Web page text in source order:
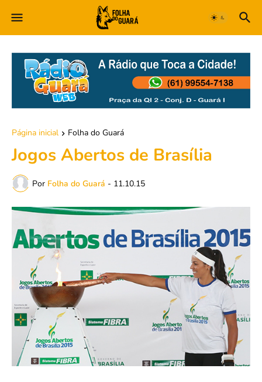
Página inicial Folha do Guará
Jogos Abertos de Brasília
Por Folha do Guará - 11.10.15